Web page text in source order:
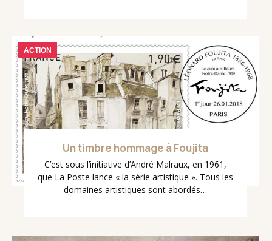
ACTION
Un timbre hommage à Foujita
C’est sous l’initiative d’André Malraux, en 1961,
que La Poste lance « la série artistique ». Tous les
domaines artistiques sont abordés…